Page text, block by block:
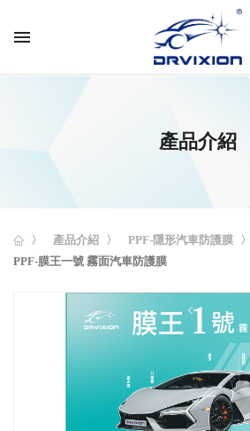
menu
產品介紹
產品介紹
PPF-隱形汽車防護膜
PPF-膜王一號 霧面汽車防護膜